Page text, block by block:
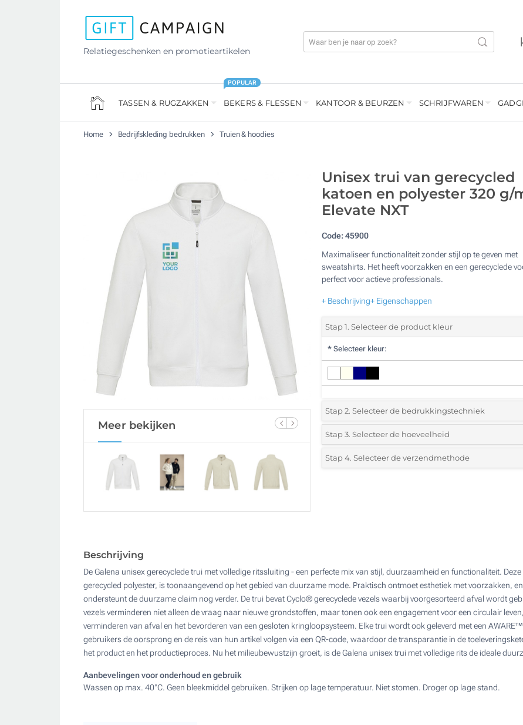
Relatiegeschenken en promotieartikelen
TASSEN & RUGZAKKEN BEKERS & FLESSEN
POPULAR
KANTOOR & BEURZEN SCHRIJFWAREN
Home Bedrijfskleding bedrukken Truien & hoodies
Meer bekijken
Unisex trui van gerecycled
katoen en polyester 320 g/
Elevate NXT
Code:45900
Maximaliseer functionaliteit zonder stijl op te geven met
sweatshirts. Het heeft voorzakken en een gerecyclede
perfect voor actieve professionals.
+ Beschrijving+ Eigenschappen
Stap 1. Selecteer de product kleur
* Selecteer kleur:
Stap 2. Selecteer de bedrukkingstechniek
*Selecteer de bedrukking en kleuren van het logo:
1 Kleur (Op de borst)
Zonder opdruk
Stap 3. Selecteer de hoeveelheid
*Selecteer het aantal 5 (Totale bestelling)
Stap 4. Selecteer de verzendmethode
Beschrijving
De Galena unisex gerecyclede trui met volledige ritssluiting - een perfecte mix van stijl, duurzaamheid en functionaliteit.
gerecycled polyester, is toonaangevend op het gebied van duurzame mode. Praktisch ontmoet esthetiek met voorzakken,
ondersteunt de duurzame claim nog verder. De trui bevat Cyclo® gerecyclede vezels waarbij voorgesorteerd afval wordt
vezels verminderen niet alleen de vraag naar nieuwe grondstoffen, maar tonen ook een engagement voor een circulair
verminderen van afval en het bevorderen van een gesloten kringloopsysteem. Elke trui wordt ook geleverd met een
gebruikers de oorsprong en de reis van hun artikel volgen via een QR-code, waardoor de transparantie in de
het product en het productieproces. Nu het milieubewustzijn groeit, is de Galena unisex trui met volledige rits de ideale
Aanbevelingen voor onderhoud en gebruik
Wassen op max. 40°C. Geen bleekmiddel gebruiken. Strijken op lage temperatuur. Niet stomen. Droger op lage stand.